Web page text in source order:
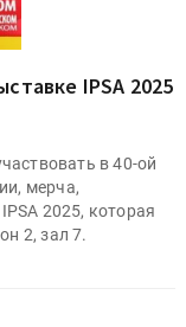
IPSA 2025
в 40-ой
мерча,
2025, которая
2, зал 7.